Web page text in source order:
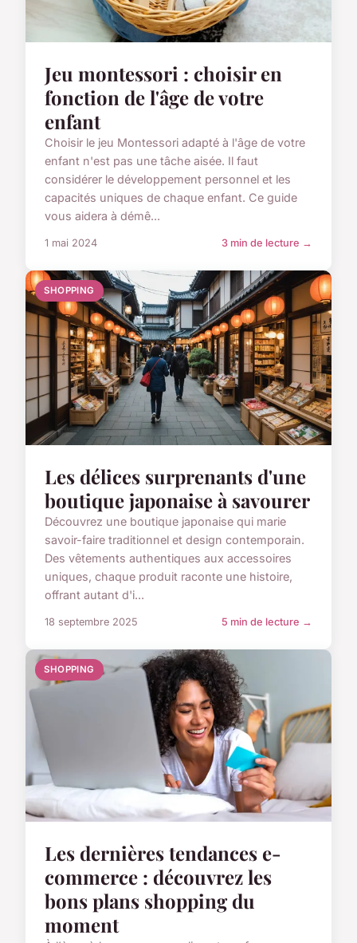
Jeu montessori : choisir en
fonction de l'âge de votre
enfant
Choisir le jeu Montessori adapté à l'âge de votre
enfant n'est pas une tâche aisée. Il faut
considérer le développement personnel et les
capacités uniques de chaque enfant. Ce guide
vous aidera à démê...
1 mai 2024 3 min de lecture →
SHOPPING
Les délices surprenants d'une
boutique japonaise à savourer
Découvrez une boutique japonaise qui marie
savoir-faire traditionnel et design contemporain.
Des vêtements authentiques aux accessoires
uniques, chaque produit raconte une histoire,
offrant autant d'i...
18 septembre 2025 5 min de lecture →
SHOPPING
Les dernières tendances e-
commerce : découvrez les
bons plans shopping du
moment